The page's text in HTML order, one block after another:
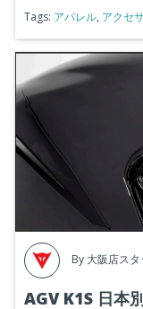
Tags: アパレル, アクセ
By 大阪店スタ
AGV K1S 日本